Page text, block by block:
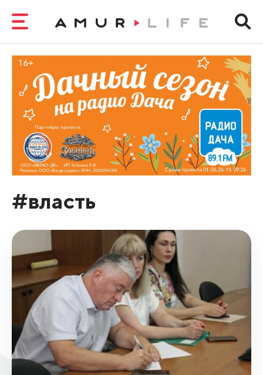
#власть